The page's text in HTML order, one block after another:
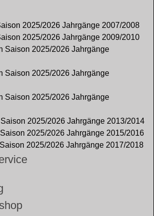
2025/2026 Jahrgänge 2007/2008
2025/2026 Jahrgänge 2009/2010
Saison 2025/2026 Jahrgänge
Saison 2025/2026 Jahrgänge
Saison 2025/2026 Jahrgänge
2025/2026 Jahrgänge 2013/2014
2025/2026 Jahrgänge 2015/2016
2025/2026 Jahrgänge 2017/2018